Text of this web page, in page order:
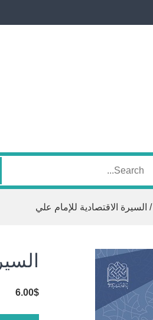
/ السيرة الاقتصادية للإمام علي
6.00$